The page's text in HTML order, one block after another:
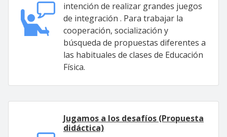
intención de realizar grandes juegos
de integración . Para trabajar la
cooperación, socialización y
búsqueda de propuestas diferentes a
las habituales de clases de Educación
Física.
Jugamos a los desafíos (Propuesta
didáctica)